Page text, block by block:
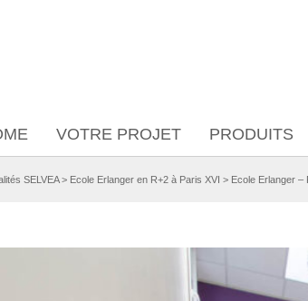
VOTRE PROJET PRODUITS
SELVEA> Ecole Erlanger en R+2 à Paris XVI > Ecole Erlanger –